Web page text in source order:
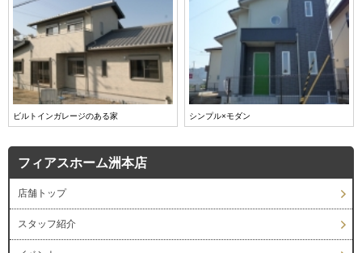
ビルトインガレージのある家 シンプル×モダン
フィアスホーム洲本店
店舗トップ
スタッフ紹介